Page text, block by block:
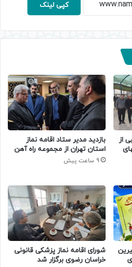
کپی لینک
از
بازدید مدیر ستاد اقامه نماز
استان تهران از مجموعه راه آهن
9 ساعت پیش
شورای اقامه نماز پزشکی قانونی
خراسان رضوی برگزار شد